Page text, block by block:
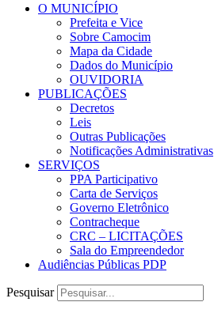
O MUNICÍPIO
Prefeita e Vice
Sobre Camocim
Mapa da Cidade
Dados do Município
OUVIDORIA
PUBLICAÇÕES
Decretos
Leis
Outras Publicações
Notificações Administrativas
SERVIÇOS
PPA Participativo
Carta de Serviços
Governo Eletrônico
Contracheque
CRC – LICITAÇÕES
Sala do Empreendedor
Audiências Públicas PDP
Pesquisar